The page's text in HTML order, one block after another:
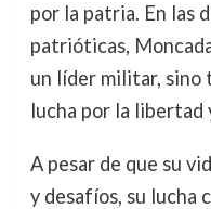
por la patria. En las
patrióticas,
un líder militar, sino
lucha por la libertad
A pesar de que su
y desafíos, su lucha